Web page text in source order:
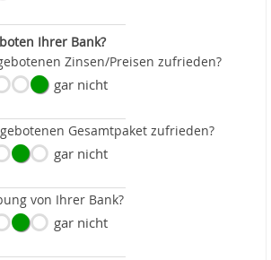
Ihrer Bank?
Zinsen/Preisen zufrieden?
gar nicht
Gesamtpaket zufrieden?
gar nicht
von Ihrer Bank?
gar nicht